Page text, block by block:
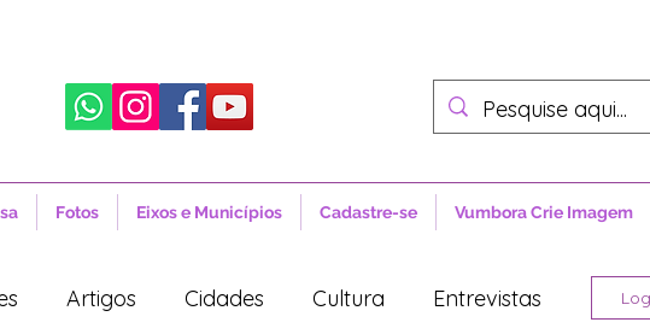
Fotos Eixos e Municípios Cadastre-se Vumbora Crie Imagem
Artigos Cidades Cultura Entrevistas